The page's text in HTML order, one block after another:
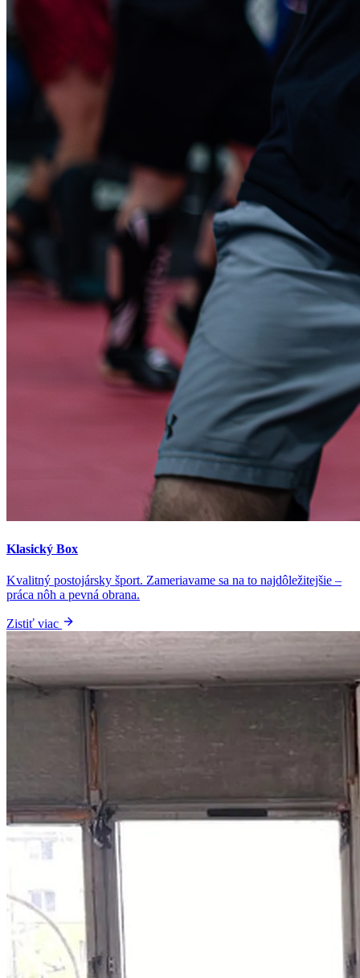
Klasický Box
Kvalitný postojársky šport. Zameriavame sa na to najdôležitejšie –
práca nôh a pevná obrana.
Zistiť viac